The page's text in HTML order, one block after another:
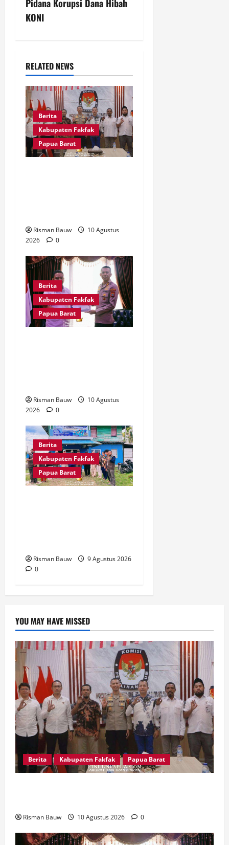
v
i
a
t
i
o
n
Pidana Korupsi Dana Hibah
KONI
RELATED NEWS
Berita
Kabupaten Fakfak
Papua Barat
Risman Bauw
10 Agustus
2026
0
Berita
Kabupaten Fakfak
Papua Barat
Risman Bauw
10 Agustus
2026
0
Berita
Kabupaten Fakfak
Papua Barat
Risman Bauw
9 Agustus 2026
0
YOU MAY HAVE MISSED
Berita Kabupaten Fakfak Papua Barat
Risman Bauw 10 Agustus 2026 0